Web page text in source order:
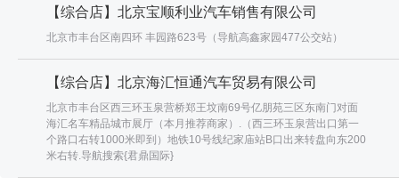
【综合店】北京宝顺利业汽车销售有限公司
北京市丰台区南四环 丰园路623号（导航高鑫家园477公交站）
【综合店】北京海汇恒通汽车贸易有限公司
北京市丰台区西三环玉泉营桥郑王坟南69号亿朋苑三区东南门对面
海汇名车精品城市展厅（本月推荐商家）.（西三环玉泉营出口第一
个路口右转1000米即到）地铁10号线纪家庙站B口出来转盘向东200
米右转.导航搜索{君鼎国际}